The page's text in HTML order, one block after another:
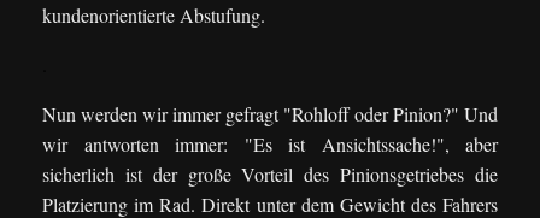
kundenorientierte Abstufung.
Nun werden wir immer gefragt "Rohloff oder Pinion?" Und
wir antworten immer: "Es ist Ansichtssache!", aber
sicherlich ist der große Vorteil des Pinionsgetriebes die
Platzierung im Rad. Direkt unter dem Gewicht des Fahrers